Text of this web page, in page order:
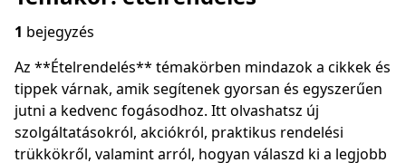
1 bejegyzés
Az **Ételrendelés** témakörben mindazok a cikkek és
tippek várnak, amik segítenek gyorsan és egyszerűen
jutni a kedvenc fogásodhoz. Itt olvashatsz új
szolgáltatásokról, akciókról, praktikus rendelési
trükkökről, valamint arról, hogyan válaszd ki a legjobb